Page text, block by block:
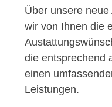
Über unsere neue
wir von Ihnen die
die entsprechend
einen
Leistungen.